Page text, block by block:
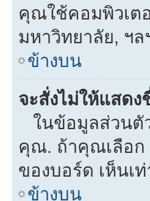
คุณใช้คอมพิวเต
มหาวิทยาลัย, ฯล
ข้างบน
จะสั่งไม่ให้แสด
ในข้อมูลส่วนตั
คุณ. ถ้าคุณเลือก
ของบอร์ด เห็น
ข้างบน